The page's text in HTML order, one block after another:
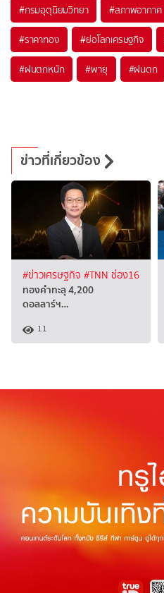
#กรมอุตุนิยมวิทยา #สภาพอากาศ
#ราคาทอง #ย่อโลกเศรษฐกิจ
#ฝนตกหนัก #พายุ #ฝนตก
ข่าวที่เกี่ยวข้อง
#ข่าวเศรษฐกิจ #TNN ช่อง16
ทองคำทะลุ 4,200
ดอลลาร์ฯ…
11